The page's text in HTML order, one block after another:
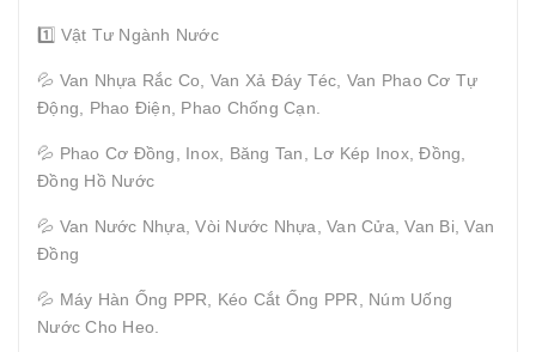
1️⃣ Vật Tư Ngành Nước
💦 Van Nhựa Rắc Co, Van Xả Đáy Téc, Van Phao Cơ Tự
Động, Phao Điện, Phao Chống Cạn.
💦 Phao Cơ Đồng, Inox, Băng Tan, Lơ Kép Inox, Đồng,
Đồng Hồ Nước
💦 Van Nước Nhựa, Vòi Nước Nhựa, Van Cửa, Van Bi, Van
Đồng
💦 Máy Hàn Ống PPR, Kéo Cắt Ống PPR, Núm Uống
Nước Cho Heo.